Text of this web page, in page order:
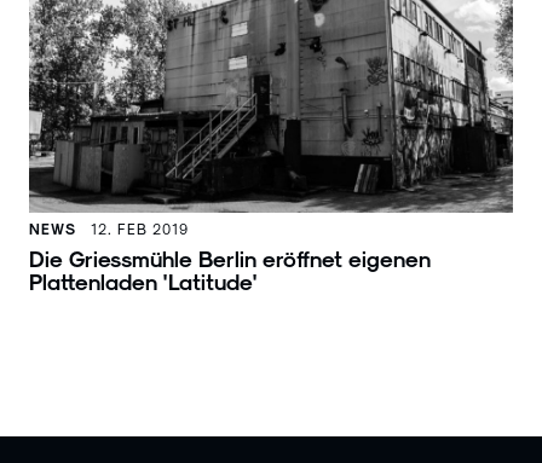
NEWS 12. FEB 2019
Die Griessmühle Berlin eröffnet eigenen
Plattenladen 'Latitude'